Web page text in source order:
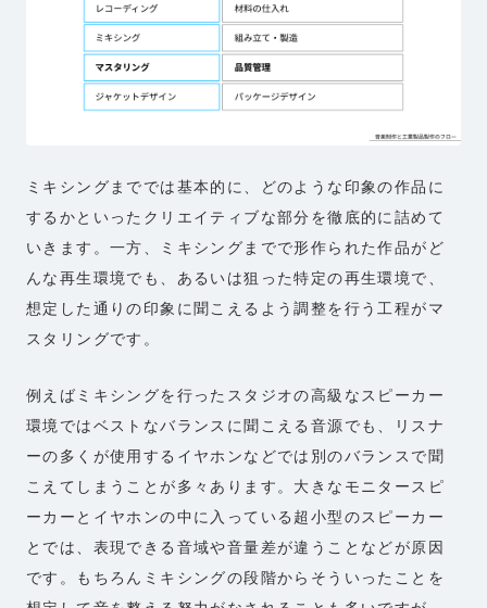
ミキシングまででは基本的に、どのような印象の作品に
するかといったクリエイティブな部分を徹底的に詰めて
いきます。一方、ミキシングまでで形作られた作品がど
んな再生環境でも、あるいは狙った特定の再生環境で、
想定した通りの印象に聞こえるよう調整を行う工程がマ
スタリングです。
例えばミキシングを行ったスタジオの高級なスピーカー
環境ではベストなバランスに聞こえる音源でも、リスナ
ーの多くが使用するイヤホンなどでは別のバランスで聞
こえてしまうことが多々あります。大きなモニタースピ
ーカーとイヤホンの中に入っている超小型のスピーカー
とでは、表現できる音域や音量差が違うことなどが原因
です。もちろんミキシングの段階からそういったことを